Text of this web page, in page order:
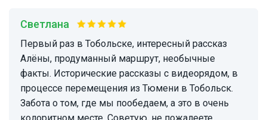
Светлана
Первый раз в Тобольске, интересный рассказ
Алёны, продуманный маршрут, необычные
факты. Исторические рассказы с видеорядом, в
процессе перемещения из Тюмени в Тобольск.
Забота о том, где мы пообедаем, а это в очень